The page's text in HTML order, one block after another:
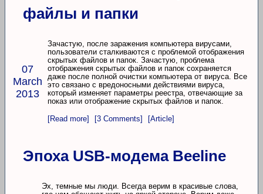
файлы и папки
07
March
2013
Зачастую, после заражения компьютера вирусами,
пользователи сталкиваются с проблемой отображения
скрытых файлов и папок. Зачастую, проблема
отображения скрытых файлов и папок сохраняется
даже после полной очистки компьютера от вируса. Все
это связано с вредоносными действиями вируса,
который изменяет параметры реестра, отвечающие за
показ или отображение скрытых файлов и папок.
[Read more]
[3 Comments] [Article]
Эпоха USB-модема Beeline
Эх, темные мы люди. Всегда верим в красивые слова,